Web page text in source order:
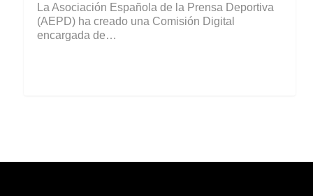
La Asociación Española de la Prensa Deportiva
(AEPD) ha creado una Comisión Digital
encargada de…